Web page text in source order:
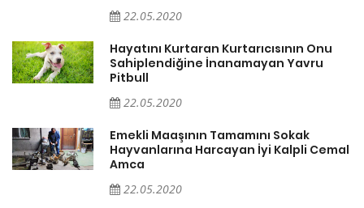
22.05.2020
Hayatını Kurtaran Kurtarıcısının Onu
Sahiplendiğine İnanamayan Yavru
Pitbull
22.05.2020
Emekli Maaşının Tamamını Sokak
Hayvanlarına Harcayan İyi Kalpli Cemal
Amca
22.05.2020